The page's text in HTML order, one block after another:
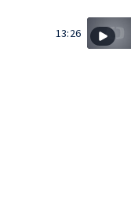
13:26